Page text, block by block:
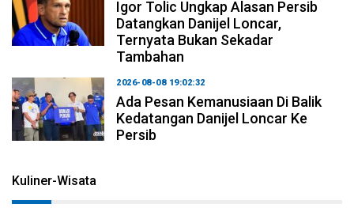
Igor Tolic Ungkap Alasan Persib
Datangkan Danijel Loncar,
Ternyata Bukan Sekadar
Tambahan
2026-08-08 19:02:32
Ada Pesan Kemanusiaan Di Balik
Kedatangan Danijel Loncar Ke
Persib
Kuliner-Wisata